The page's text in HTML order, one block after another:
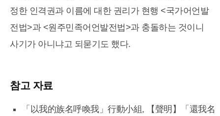
정한 인격권과 이름에 대한 권리가 현행 <국가어언발
전법>과 <원주민족어언발전법>과 충돌하는 것이니
사기가 아니냐고 되묻기도 했다.
참고 자료
「以我的族名呼喚我」行動小組, 【聲明】「還我名